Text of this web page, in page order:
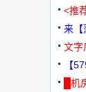
<推
来【
文字
【
元
█机